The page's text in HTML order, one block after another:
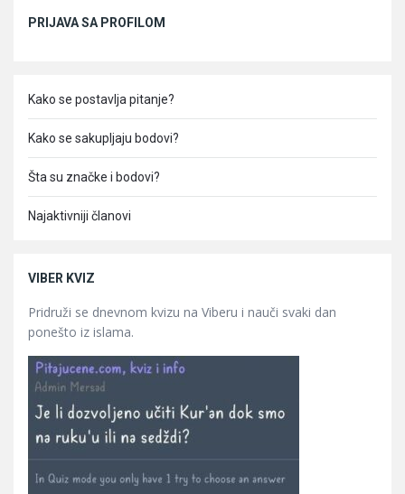
PRIJAVA SA PROFILOM
Kako se postavlja pitanje?
Kako se sakupljaju bodovi?
Šta su značke i bodovi?
Najaktivniji članovi
VIBER KVIZ
Pridruži se dnevnom kvizu na Viberu i nauči svaki dan
ponešto iz islama.